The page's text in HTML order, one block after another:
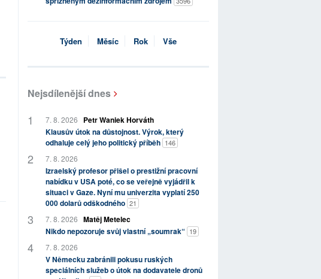
Týden Měsíc Rok Vše
Nejsdílenější dnes
7. 8. 2026
Petr Waniek Horváth
Klausův útok na důstojnost. Výrok, který
odhaluje celý jeho politický příběh 146
7. 8. 2026
Izraelský profesor přišel o prestižní pracovní
nabídku v USA poté, co se veřejně vyjádřil k
situaci v Gaze. Nyní mu univerzita vyplatí 250
000 dolarů odškodného 21
7. 8. 2026 Matěj Metelec
Nikdo nepozoruje svůj vlastní „soumrak“ 19
7. 8. 2026
V Německu zabránili pokusu ruských
speciálních služeb o útok na dodavatele dronů